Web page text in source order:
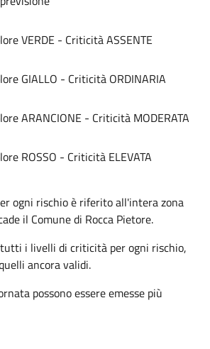
VERDE - Criticità ASSENTE
GIALLO - Criticità ORDINARIA
ARANCIONE - Criticità MODERATA
ROSSO - Criticità ELEVATA
ogni rischio è riferito all'intera zona
il Comune di Rocca Pietore.
i livelli di criticità per ogni rischio,
ancora validi.
possono essere emesse più